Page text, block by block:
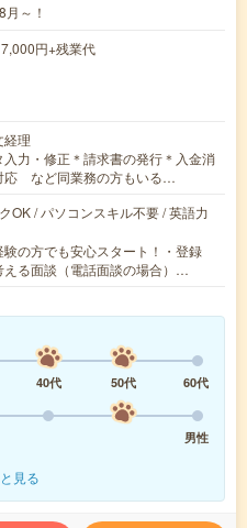
～！
円+残業代
経理
入力・修正＊請求書の発行＊入金消
応 など同業務の方もいる…
OK / パソコンスキル不要 / 英語力
験の方でも安心スタート！・登録
える面談（電話面談の場合）…
40代 50代
60代
男性
見る